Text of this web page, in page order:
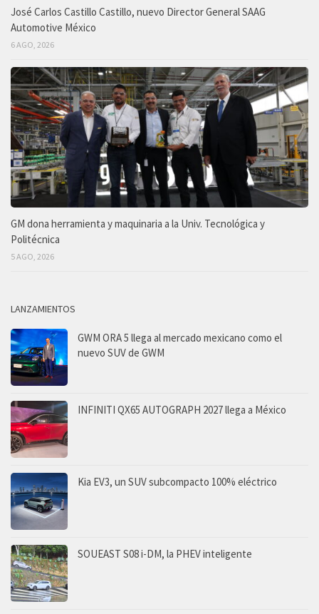
José Carlos Castillo Castillo, nuevo Director General SAAG
Automotive México
6 AGO, 2026
GM dona herramienta y maquinaria a la Univ. Tecnológica y
Politécnica
5 AGO, 2026
LANZAMIENTOS
GWM ORA 5 llega al mercado mexicano como el
nuevo SUV de GWM
INFINITI QX65 AUTOGRAPH 2027 llega a México
Kia EV3, un SUV subcompacto 100% eléctrico
SOUEAST S08 i-DM, la PHEV inteligente